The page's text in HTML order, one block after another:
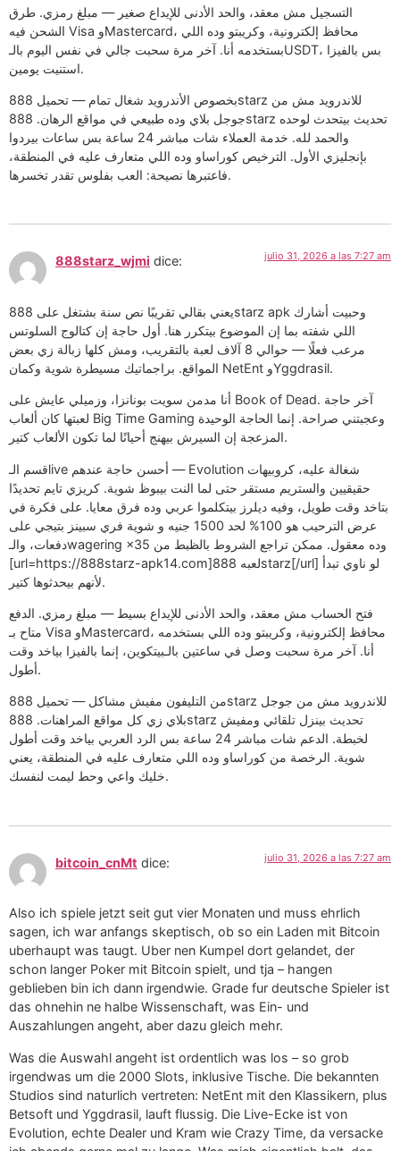
التسجيل مش معقد، والحد الأدنى للإيداع صغير — مبلغ رمزي. طرق
الشحن فيه Visa وMastercard، محافظ إلكترونية، وكريبتو وده اللي
بستخدمه أنا. آخر مرة سحبت جالي في نفس اليوم بالـUSDT، بس بالفيزا
استنيت يومين.
بخصوص الأندرويد شغال تمام — تحميل 888starz للاندرويد مش من
جوجل بلاي وده طبيعي في مواقع الرهان. 888starz تحديث بيتحدث لوحده
والحمد لله. خدمة العملاء شات مباشر 24 ساعة بس ساعات بيردوا
بإنجليزي الأول. الترخيص كوراساو وده اللي متعارف عليه في المنطقة،
فاعتبرها نصيحة: العب بفلوس تقدر تخسرها.
888starz_wjmi dice: julio 31, 2026 a las 7:27 am
يعني بقالي تقريبًا نص سنة بشتغل على 888starz apk وحبيت أشارك
اللي شفته بما إن الموضوع بيتكرر هنا. أول حاجة إن كتالوج السلوتس
مرعب فعلًا — حوالي 8 آلاف لعبة بالتقريب، ومش كلها زبالة زي بعض
المواقع. براجماتيك مسيطرة شوية وكمان NetEnt وYggdrasil.
أنا مدمن سويت بونانزا، وزميلي عايش على Book of Dead. آخر حاجة
لعبتها كان ألعاب Big Time Gaming وعجبتني صراحة. إنما الحاجة الوحيدة
المزعجة إن السيرش بيهنج أحيانًا لما تكون الألعاب كتير.
قسم الـlive أحسن حاجة عندهم — Evolution شغالة عليه، كروبيهات
حقيقيين والستريم مستقر حتى لما النت بيبوظ شوية. كريزي تايم تحديدًا
بتاخد وقت طويل، وفيه ديلرز بيتكلموا عربي وده فرق معايا. على فكرة في
عرض الترحيب هو 100% لحد 1500 جنيه و شوية فري سبينز بتيجي على
دفعات، والـwagering ×35 وده معقول. ممكن تراجع الشروط بالظبط من
[url=https://888starz-apk14.com]لعبه 888starz[/url] لو ناوي تبدأ
لأنهم بيحدثوها كتير.
فتح الحساب مش معقد، والحد الأدنى للإيداع بسيط — مبلغ رمزي. الدفع
متاح بـ Visa وMastercard، محافظ إلكترونية، وكريبتو وده اللي بستخدمه
أنا. آخر مرة سحبت وصل في ساعتين بالـبيتكوين، إنما بالفيزا بياخد وقت
أطول.
من التليفون مفيش مشاكل — تحميل 888starz للاندرويد مش من جوجل
بلاي زي كل مواقع المراهنات. 888starz تحديث بينزل تلقائي ومفيش
لخبطة. الدعم شات مباشر 24 ساعة بس الرد العربي بياخد وقت أطول
شوية. الرخصة من كوراساو وده اللي متعارف عليه في المنطقة، يعني
خليك واعي وحط ليمت لنفسك.
bitcoin_cnMt dice: julio 31, 2026 a las 7:27 am
Also ich spiele jetzt seit gut vier Monaten und muss ehrlich
sagen, ich war anfangs skeptisch, ob so ein Laden mit Bitcoin
uberhaupt was taugt. Uber nen Kumpel dort gelandet, der
schon langer Poker mit Bitcoin spielt, und tja – hangen
geblieben bin ich dann irgendwie. Grade fur deutsche Spieler ist
das ohnehin ne halbe Wissenschaft, was Ein- und
Auszahlungen angeht, aber dazu gleich mehr.
Was die Auswahl angeht ist ordentlich was los – so grob
irgendwas um die 2000 Slots, inklusive Tische. Die bekannten
Studios sind naturlich vertreten: NetEnt mit den Klassikern, plus
Betsoft und Yggdrasil, lauft flussig. Die Live-Ecke ist von
Evolution, echte Dealer und Kram wie Crazy Time, da versacke